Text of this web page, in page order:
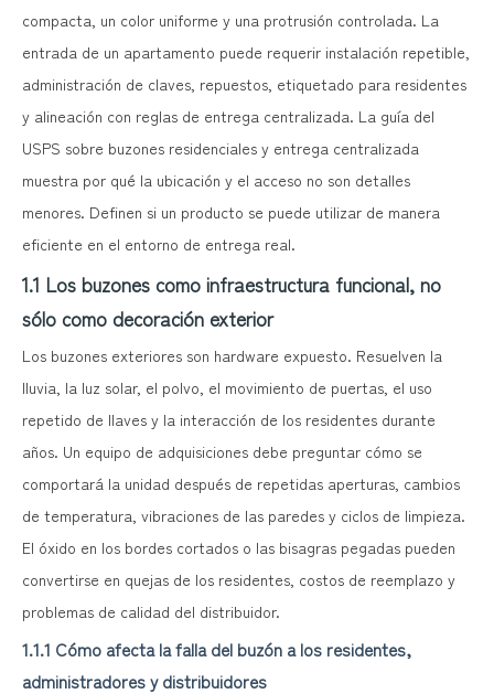
compacta, un color uniforme y una protrusión controlada. La
entrada de un apartamento puede requerir instalación repetible,
administración de claves, repuestos, etiquetado para residentes
y alineación con reglas de entrega centralizada. La guía del
USPS sobre buzones residenciales y entrega centralizada
muestra por qué la ubicación y el acceso no son detalles
menores. Definen si un producto se puede utilizar de manera
eficiente en el entorno de entrega real.
1.1 Los buzones como infraestructura funcional, no
sólo como decoración exterior
Los buzones exteriores son hardware expuesto. Resuelven la
lluvia, la luz solar, el polvo, el movimiento de puertas, el uso
repetido de llaves y la interacción de los residentes durante
años. Un equipo de adquisiciones debe preguntar cómo se
comportará la unidad después de repetidas aperturas, cambios
de temperatura, vibraciones de las paredes y ciclos de limpieza.
El óxido en los bordes cortados o las bisagras pegadas pueden
convertirse en quejas de los residentes, costos de reemplazo y
problemas de calidad del distribuidor.
1.1.1 Cómo afecta la falla del buzón a los residentes,
administradores y distribuidores